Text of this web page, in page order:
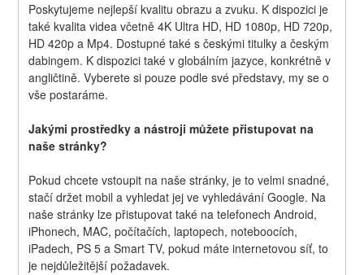
Poskytujeme nejlepší kvalitu obrazu a zvuku. K dispozici je
také kvalita videa včetně 4K Ultra HD, HD 1080p, HD 720p,
HD 420p a Mp4. Dostupné také s českými titulky a českým
dabingem. K dispozici také v globálním jazyce, konkrétně v
angličtině. Vyberete si pouze podle své představy, my se o
vše postaráme.
Jakými prostředky a nástroji můžete přistupovat na
naše stránky?
Pokud chcete vstoupit na naše stránky, je to velmi snadné,
stačí držet mobil a vyhledat jej ve vyhledávání Google. Na
naše stránky lze přistupovat také na telefonech Android,
iPhonech, MAC, počítačích, laptopech, noteboocích,
iPadech, PS 5 a Smart TV, pokud máte internetovou síť, to
je nejdůležitější požadavek.